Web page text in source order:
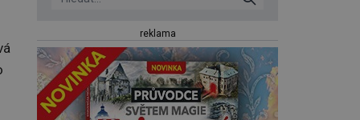
reklama